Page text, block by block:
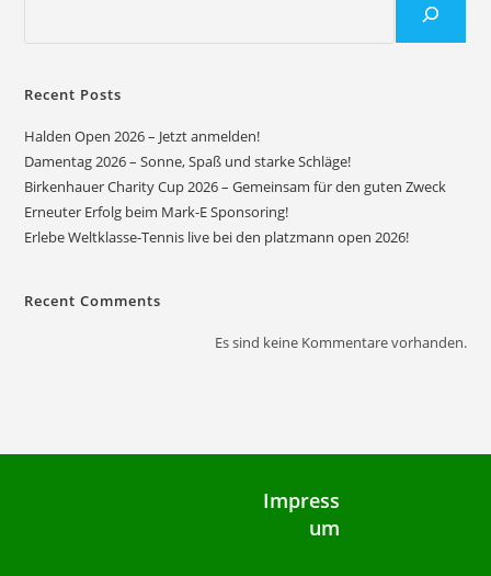
Recent Posts
Halden Open 2026 – Jetzt anmelden!
Damentag 2026 – Sonne, Spaß und starke Schläge!
Birkenhauer Charity Cup 2026 – Gemeinsam für den guten Zweck
Erneuter Erfolg beim Mark-E Sponsoring!
Erlebe Weltklasse-Tennis live bei den platzmann open 2026!
Recent Comments
Es sind keine Kommentare vorhanden.
Impress
um